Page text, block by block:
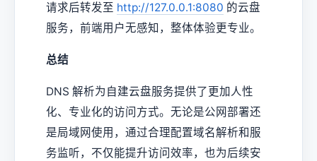
请求后转发至 http://127.0.0.1:8080 的云盘
服务，前端用户无感知，整体体验更专业。
总结
DNS 解析为自建云盘服务提供了更加人性
化、专业化的访问方式。无论是公网部署还
是局域网使用，通过合理配置域名解析和服
务监听，不仅能提升访问效率，也为后续安